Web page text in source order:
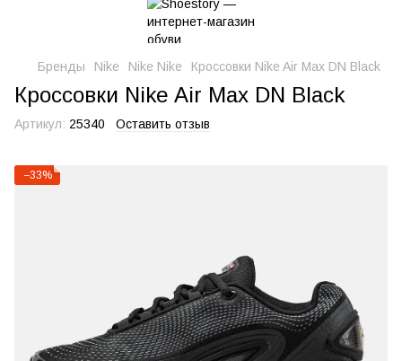
Бренды Nike Nike Nike Кроссовки Nike Air Max DN Black
Кроссовки Nike Air Max DN Black
Артикул: 25340 Оставить отзыв
−33%